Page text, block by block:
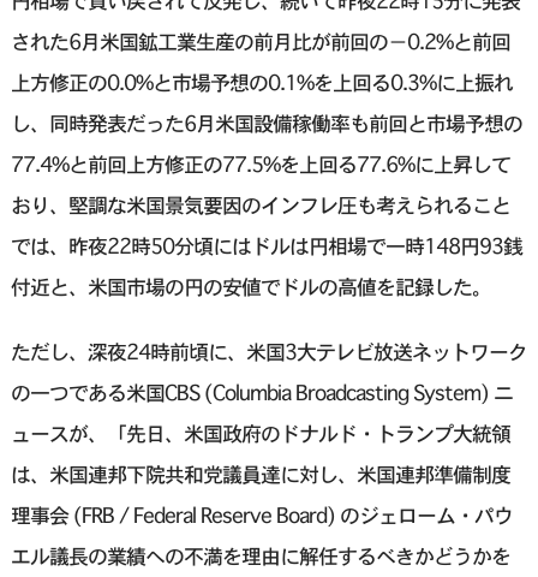
された6月米国鉱工業生産の前月比が前回の−0.2%と前回
上方修正の0.0%と市場予想の0.1%を上回る0.3%に上振れ
し、同時発表だった6月米国設備稼働率も前回と市場予想の
77.4%と前回上方修正の77.5%を上回る77.6%に上昇して
おり、堅調な米国景気要因のインフレ圧も考えられること
では、昨夜22時50分頃にはドルは円相場で一時148円93銭
付近と、米国市場の円の安値でドルの高値を記録した。
ただし、深夜24時前頃に、米国3大テレビ放送ネットワーク
の一つである米国CBS (Columbia Broadcasting System) ニ
ュースが、「先日、米国政府のドナルド・トランプ大統領
は、米国連邦下院共和党議員達に対し、米国連邦準備制度
理事会 (FRB / Federal Reserve Board) のジェローム・パウ
エル議長の業績への不満を理由に解任するべきかどうかを